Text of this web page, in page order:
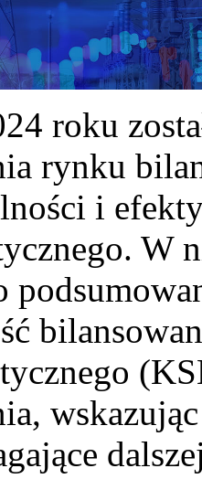
roku
rynku
i
W